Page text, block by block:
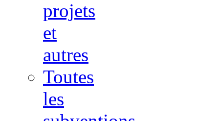
projets
et
autres
Toutes
les